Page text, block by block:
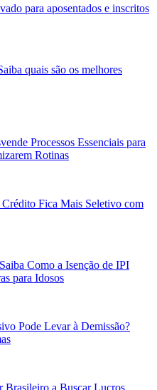
para aposentados e inscritos
quais são os melhores
Processos Essenciais para
Rotinas
Fica Mais Seletivo com
Como a Isenção de IPI
para Idosos
Pode Levar à Demissão?